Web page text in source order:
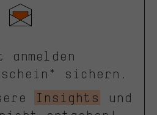
anmelden
sichern.
Insights
und